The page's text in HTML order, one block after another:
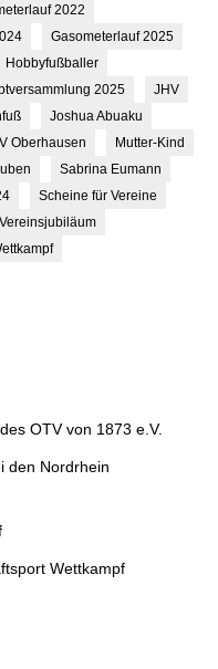
2022
Gasometerlauf 2025
Hobbyfußballer
2025
JHV
Joshua Abuaku
Oberhausen
Mutter-Kind
Sabrina Eumann
Scheine für Vereine
Vereinsjubiläum
OTV von 1873 e.V.
den Nordrhein
Wettkampf